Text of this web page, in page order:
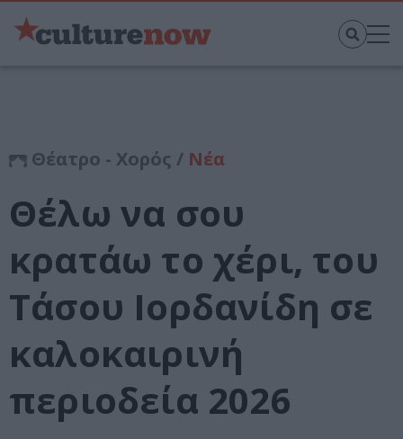
Θέατρο - Χορός / Νέα
Θέλω να σου
κρατάω το χέρι, του
Τάσου Ιορδανίδη σε
καλοκαιρινή
περιοδεία 2026